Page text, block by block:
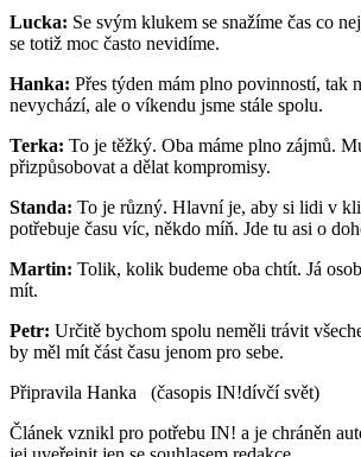
Lucka: Se svým klukem se snažíme čas co
se totiž moc často nevidíme.
Hanka: Přes týden mám plno povinností, tak
nevychází, ale o víkendu jsme stále spolu.
Terka: To je těžký. Oba máme plno zájmů.
přizpůsobovat a dělat kompromisy.
Standa: To je různý. Hlavní je, aby si lidi v
potřebuje času víc, někdo míň. Jde tu asi o
Martin: Tolik, kolik budeme oba chtít. Já
mít.
Petr: Určitě bychom spolu neměli trávit
by měl mít část času jenom pro sebe.
Připravila Hanka (časopis IN!dívčí svět)
Článek vznikl pro potřebu IN! a je chráněn